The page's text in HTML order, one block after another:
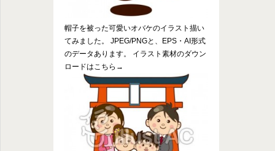
帽子を被った可愛いオバケのイラスト描い
てみました。 JPEG/PNGと、EPS・AI形式
のデータあります。 イラスト素材のダウン
ロードはこちら→